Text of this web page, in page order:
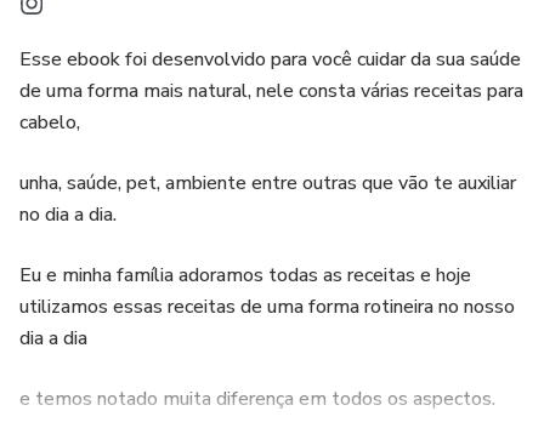
Esse ebook foi desenvolvido para você cuidar da sua saúde
de uma forma mais natural, nele consta várias receitas para
cabelo,
unha, saúde, pet, ambiente entre outras que vão te auxiliar
no dia a dia.
Eu e minha família adoramos todas as receitas e hoje
utilizamos essas receitas de uma forma rotineira no nosso
dia a dia
e temos notado muita diferença em todos os aspectos.